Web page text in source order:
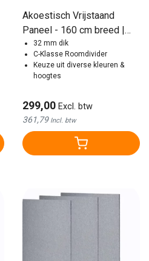
Akoestisch Vrijstaand
Paneel - 160 cm breed |
Diverse Kleuren
32 mm dik
C-Klasse Roomdivider
Keuze uit diverse kleuren &
hoogtes
299,00 Excl. btw
361,79 Incl. btw